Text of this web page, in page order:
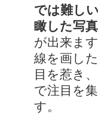
では難し
瞰した写真
が出来ま
線を画し
目を惹き
で注目を
す。